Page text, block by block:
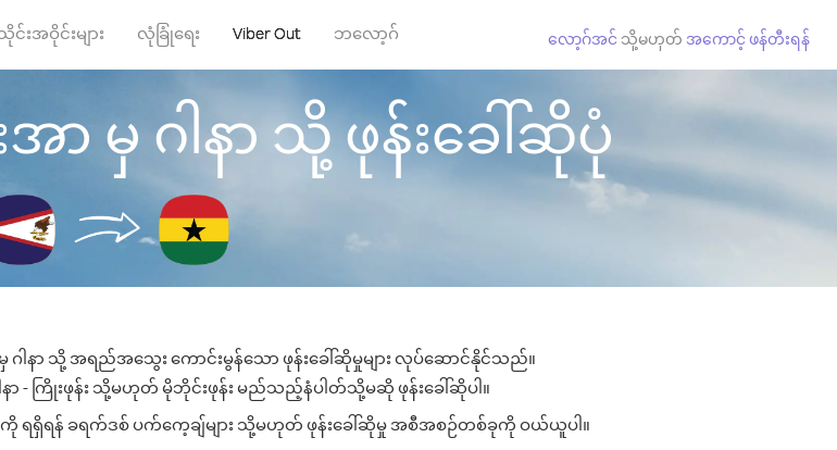
းအဝိုင်းများ လုံခြုံရေး Viber Out ဘလော့ဂ် လော့ဂ်အင် သို့မဟုတ် အကောင့် ဖန်တီးရန်
မှ ဂါနာ သို့ ဖုန်းခေါ်ဆိုပုံ
ဂါနာ သို့ အရည်အသွေး ကောင်းမွန်သော ဖုန်းခေါ်ဆိုမှုများ လုပ်ဆောင်နိုင်သည်။
နာ - ကြိုးဖုန်း သို့မဟုတ် မိုဘိုင်းဖုန်း မည်သည့်နံပါတ်သို့မဆို ဖုန်းခေါ်ဆိုပါ။
ကို ရရှိရန် ခရက်ဒစ် ပက်ကေ့ချ်များ သို့မဟုတ် ဖုန်းခေါ်ဆိုမှု အစီအစဉ်တစ်ခုကို ဝယ်ယူပါ။